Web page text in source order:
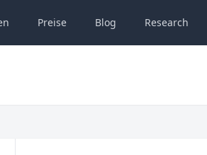
Preise Blog Research